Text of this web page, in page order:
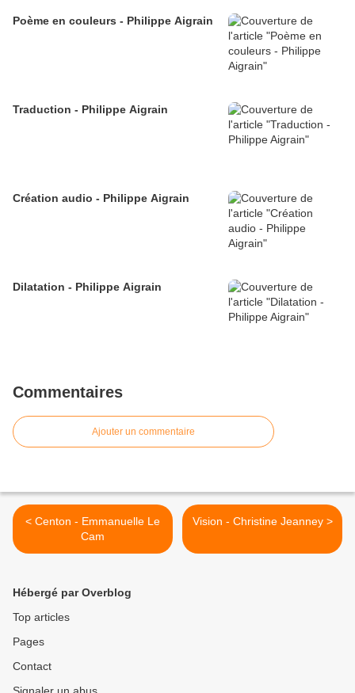
Poème en couleurs - Philippe Aigrain
Traduction - Philippe Aigrain
Création audio - Philippe Aigrain
Dilatation - Philippe Aigrain
Commentaires
Ajouter un commentaire
< Centon - Emmanuelle Le
Cam
Vision - Christine Jeanney >
Hébergé par Overblog
Top articles
Pages
Contact